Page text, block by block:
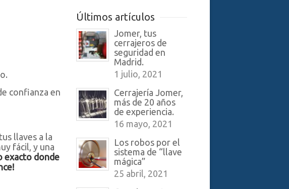
confianza en
llaves a la
fácil, y una
exacto donde
Últimos artículos
Jomer, tus
cerrajeros de
seguridad en
Madrid.
1 julio, 2021
Cerrajería Jomer,
más de 20 años
de experiencia.
16 mayo, 2021
Los robos por el
sistema de “llave
mágica”
25 abril, 2021